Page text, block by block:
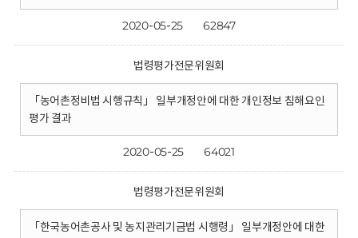
2020-05-25 62847
법령평가전문위원회
「농어촌정비법 시행규칙」 일부개정안에 대한 개인정보 침해요인
평가 결과
2020-05-25 64021
법령평가전문위원회
「한국농어촌공사 및 농지관리기금법 시행령」 일부개정안에 대한